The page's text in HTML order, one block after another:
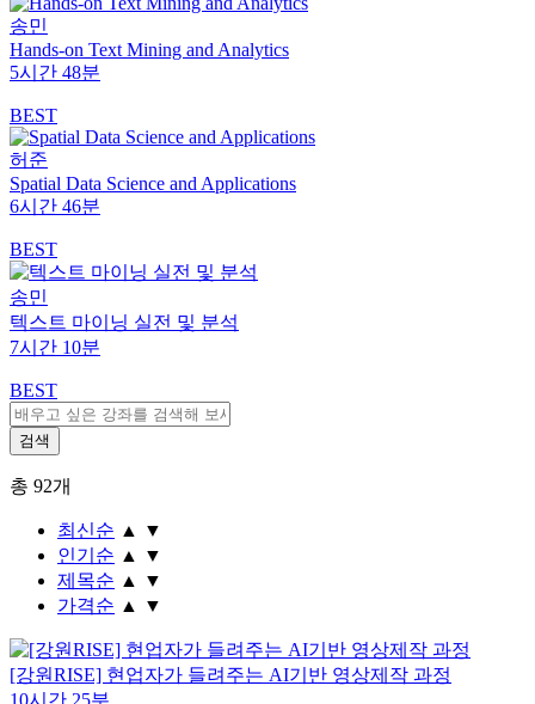
송민
Hands-on Text Mining and Analytics
5시간 48분
BEST
허준
Spatial Data Science and Applications
6시간 46분
BEST
송민
텍스트 마이닝 실전 및 분석
7시간 10분
BEST
총 92개
최신순 ▲
▼
인기순 ▲
▼
제목순 ▲
▼
가격순 ▲ ▼
[강원RISE] 현업자가 들려주는 AI기반 영상제작 과정
10시간 25분